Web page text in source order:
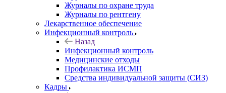
Журналы по охране труда
Журналы по рентгену
Лекарственное обеспечение
Инфекционный контроль
Назад
Инфекционный контроль
Медицинские отходы
Профилактика ИСМП
Средства индивидуальной защиты (СИЗ)
Кадры